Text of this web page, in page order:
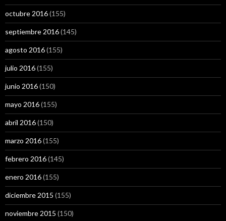
octubre 2016(155)
septiembre 2016(145)
agosto 2016(155)
julio 2016(155)
junio 2016(150)
mayo 2016(155)
abril 2016(150)
marzo 2016(155)
febrero 2016(145)
enero 2016(155)
diciembre 2015 (155)
noviembre 2015 (150)